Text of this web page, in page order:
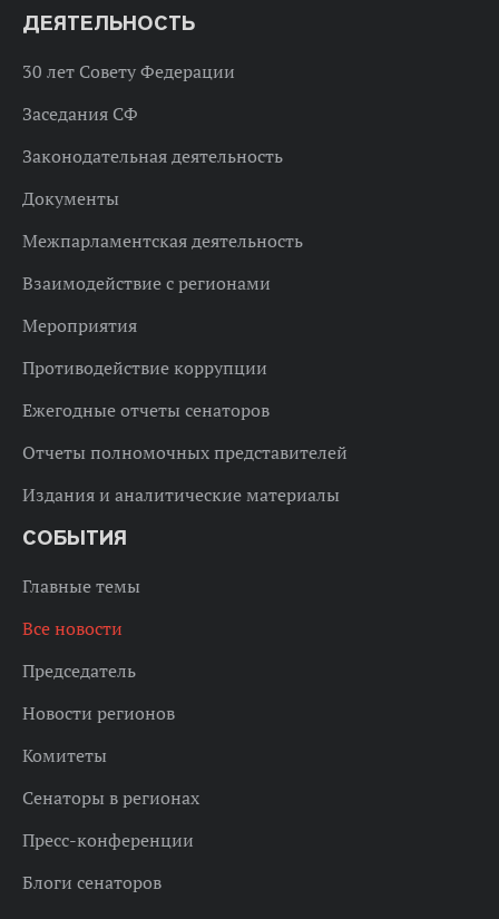
ДЕЯТЕЛЬНОСТЬ
30 лет Совету Федерации
Заседания СФ
Законодательная деятельность
Документы
Межпарламентская деятельность
Взаимодействие с регионами
Мероприятия
Противодействие коррупции
Ежегодные отчеты сенаторов
Отчеты полномочных представителей
Издания и аналитические материалы
СОБЫТИЯ
Главные темы
Все новости
Председатель
Новости регионов
Комитеты
Сенаторы в регионах
Пресс-конференции
Блоги сенаторов